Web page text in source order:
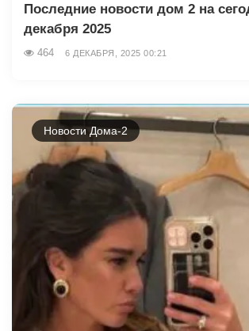
Последние новости дом 2 на
декабря 2025
464 6 ДЕКАБРЯ, 2025 00:21
Новости Дома-2